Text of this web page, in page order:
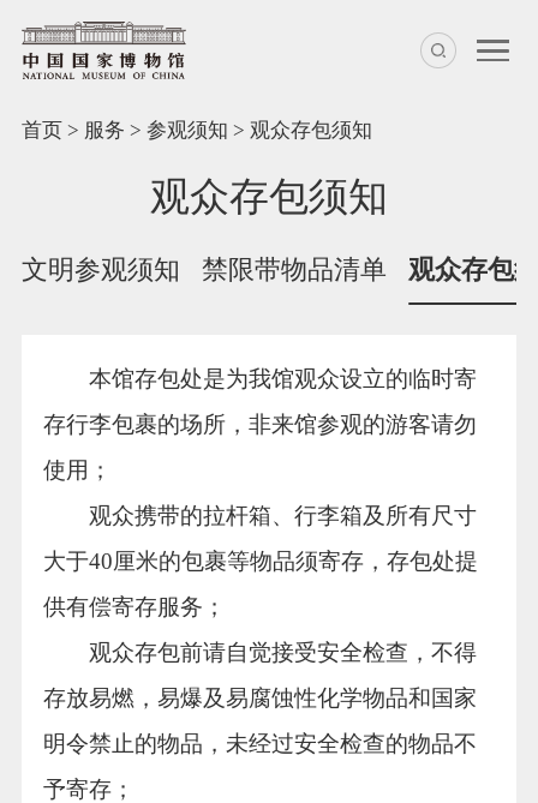
首页> 服务 > 参观须知 > 观众存包须知
观众存包须知
文明参观须知 禁限带物品清单 观众存包
本馆存包处是为我馆观众设立的临时寄
存行李包裹的场所，非来馆参观的游客请勿
使用；
观众携带的拉杆箱、行李箱及所有尺寸
大于40厘米的包裹等物品须寄存，存包处提
供有偿寄存服务；
观众存包前请自觉接受安全检查，不得
存放易燃，易爆及易腐蚀性化学物品和国家
明令禁止的物品，未经过安全检查的物品不
予寄存；